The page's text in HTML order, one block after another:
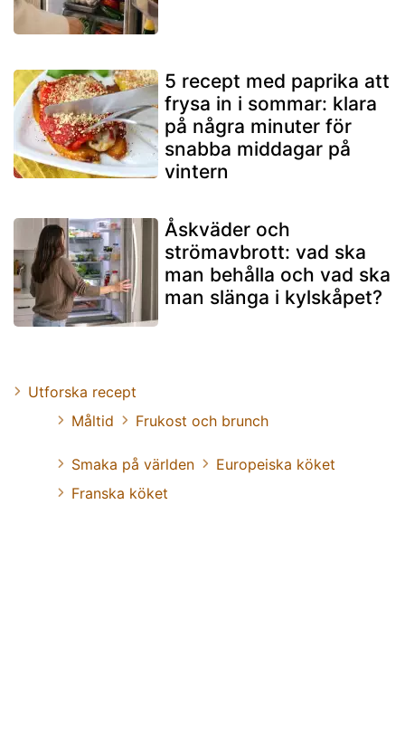
5 recept med paprika att
frysa in i sommar: klara
på några minuter för
snabba middagar på
vintern
Åskväder och
strömavbrott: vad ska
man behålla och vad ska
man slänga i kylskåpet?
Utforska recept
Måltid
Frukost och brunch
Smaka på världen
Europeiska köket
Franska köket